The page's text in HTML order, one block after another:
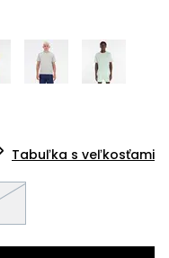
Tabuľka s veľkosťami